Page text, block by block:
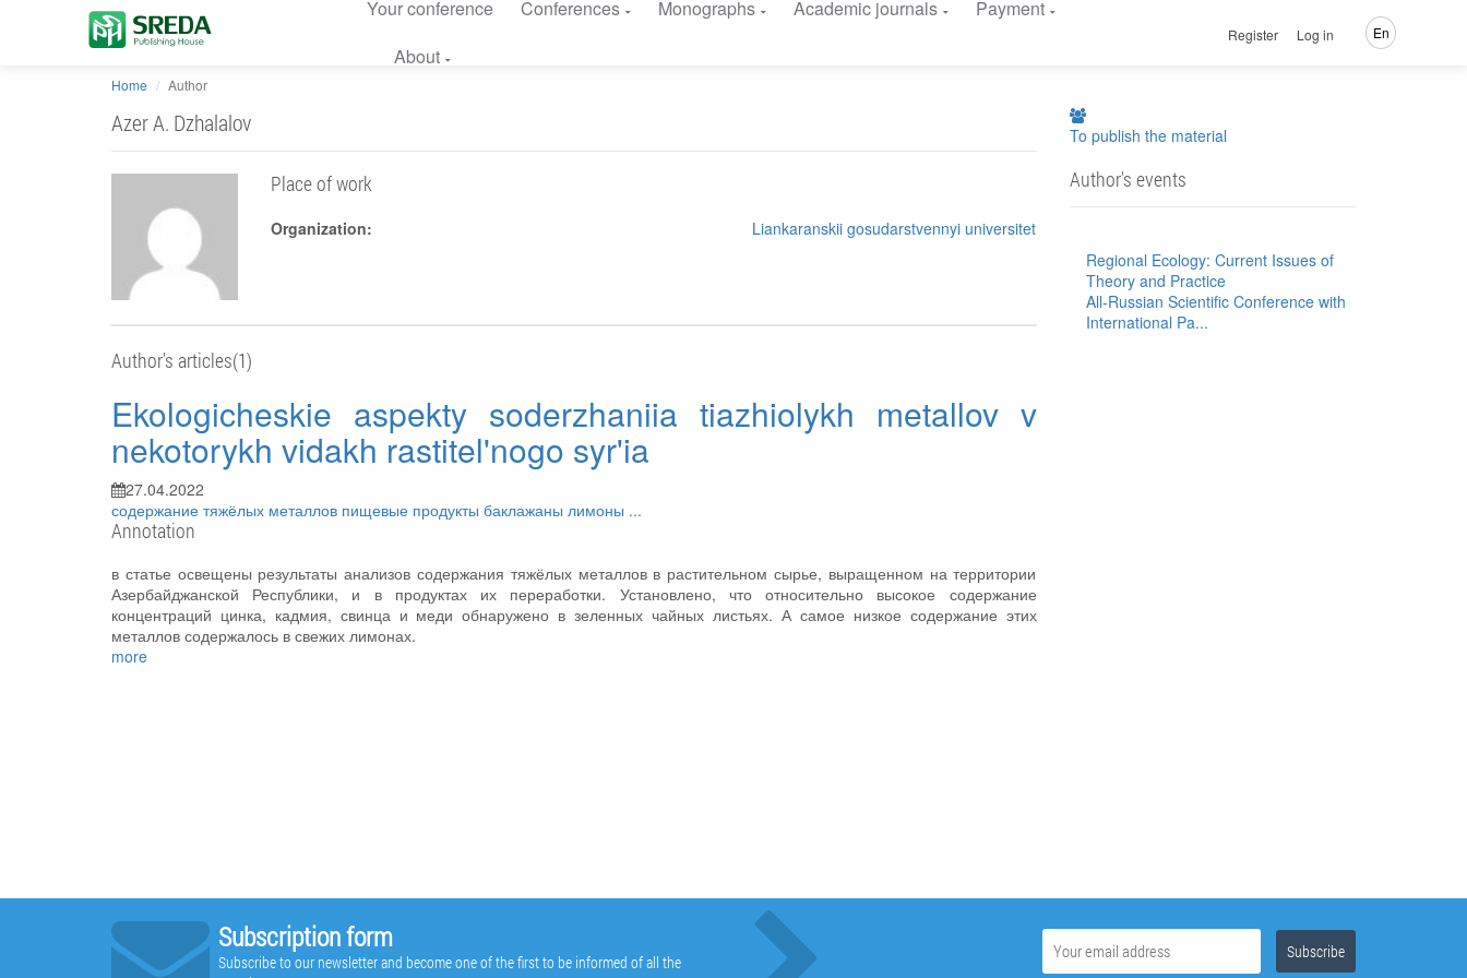
Your conference Conferences Monographs Academic journals
Payment
About
Register Log in En
Home Author
Azer A. Dzhalalov
Place of work
Organization: Liankaranskii gosudarstvennyi universitet
Author's articles(1)
Ekologicheskie aspekty soderzhaniia tiazhiolykh metallov v
nekotorykh vidakh rastitel'nogo syr'ia
27.04.2022
содержание тяжёлых металлов пищевые продукты баклажаны лимоны ...
Annotation
в статье освещены результаты анализов содержания тяжёлых металлов в растительном сырье, выращенном на территории
Азербайджанской Республики, и в продуктах их переработки. Установлено, что относительно высокое содержание
концентраций цинка, кадмия, свинца и меди обнаружено в зеленных чайных листьях. А самое низкое содержание этих
металлов содержалось в свежих лимонах.
more
To publish the material
Author's events
Regional Ecology: Current Issues of
Theory and Practice
All-Russian Scientific Conference with
International Pa...
Subscription form
Subscribe to our newsletter and become one of the first to be informed of all the